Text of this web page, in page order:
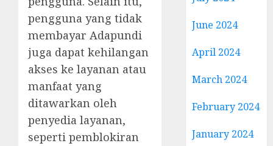
pengguna yang tidak
membayar Adapundi
juga dapat kehilangan
akses ke layanan atau
manfaat yang
ditawarkan oleh
penyedia layanan,
seperti pemblokiran
June 2024
April 2024
March 2024
February 2024
January 2024